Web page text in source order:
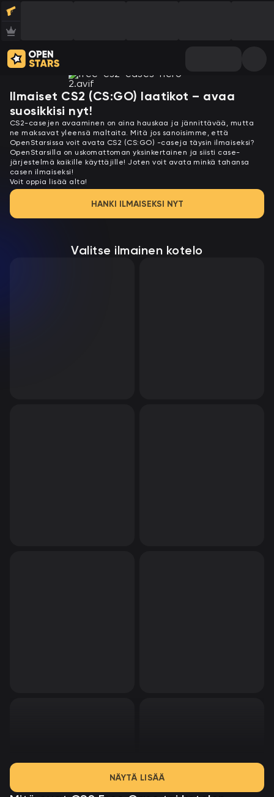
Ilmaiset CS2 (CS:GO) laatikot – avaa
suosikkisi nyt!
CS2-casejen avaaminen on aina hauskaa ja jännittävää, mutta
ne maksavat yleensä maltaita. Mitä jos sanoisimme, että
OpenStarsissa voit avata CS2 (CS:GO) -caseja täysin ilmaiseksi?
OpenStarsilla on uskomattoman yksinkertainen ja siisti case-
järjestelmä kaikille käyttäjille! Joten voit avata minkä tahansa
casen ilmaiseksi!
Voit oppia lisää alta!
HANKI ILMAISEKSI NYT
Valitse ilmainen kotelo
NÄYTÄ LISÄÄ